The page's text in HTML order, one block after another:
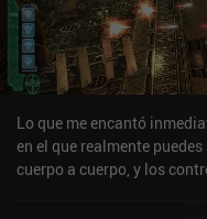
Lo que me encantó
en el que realmente
cuerpo a cuerpo, y los